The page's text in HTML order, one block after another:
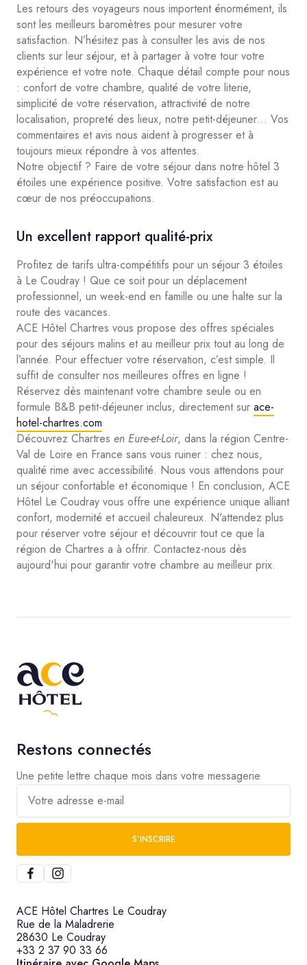
Les retours des voyageurs nous importent énormément, ils
sont les meilleurs baromètres pour mesurer votre
satisfaction. N’hésitez pas à consulter les avis de nos
clients sur leur séjour, et à partager à votre tour votre
expérience et votre note. Chaque détail compte pour nous
: confort de votre chambre, qualité de votre literie,
simplicité de votre réservation, attractivité de notre
localisation, propreté des lieux, notre petit-déjeuner… Vos
commentaires et avis nous aident à progresser et à
toujours mieux répondre à vos attentes.
Notre objectif ? Faire de votre séjour dans notre hôtel 3
étoiles une expérience positive. Votre satisfaction est au
cœur de nos préoccupations.
Un excellent rapport qualité-prix
Profitez de tarifs ultra-compétitifs pour un séjour 3 étoiles
à Le Coudray ! Que ce soit pour un déplacement
professionnel, un week-end en famille ou une halte sur la
route des vacances.
ACE Hôtel Chartres vous propose des offres spéciales
pour des séjours malins et au meilleur prix tout au long de
l’année. Pour effectuer votre réservation, c’est simple. Il
suffit de consulter nos meilleures offres en ligne !
Réservez dès maintenant votre chambre seule ou en
formule B&B petit-déjeuner inclus, directement sur ace-
hotel-chartres.com
Découvrez Chartres en Eure-et-Loir, dans la région Centre-
Val de Loire en France sans vous ruiner : chez nous,
qualité rime avec accessibilité. Nous vous attendons pour
un séjour confortable et économique ! En conclusion, ACE
Hôtel Le Coudray vous offre une expérience unique alliant
confort, modernité et accueil chaleureux. N'attendez plus
pour réserver votre séjour et découvrir tout ce que la
région de Chartres a à offrir. Contactez-nous dès
aujourd'hui pour garantir votre chambre au meilleur prix.
Restons connectés
Une petite lettre chaque mois dans votre messagerie
Votre adresse e-mail
S’INSCRIRE
ACE Hôtel Chartres Le Coudray
Rue de la Maladrerie
28630 Le Coudray
+33 2 37 90 33 66